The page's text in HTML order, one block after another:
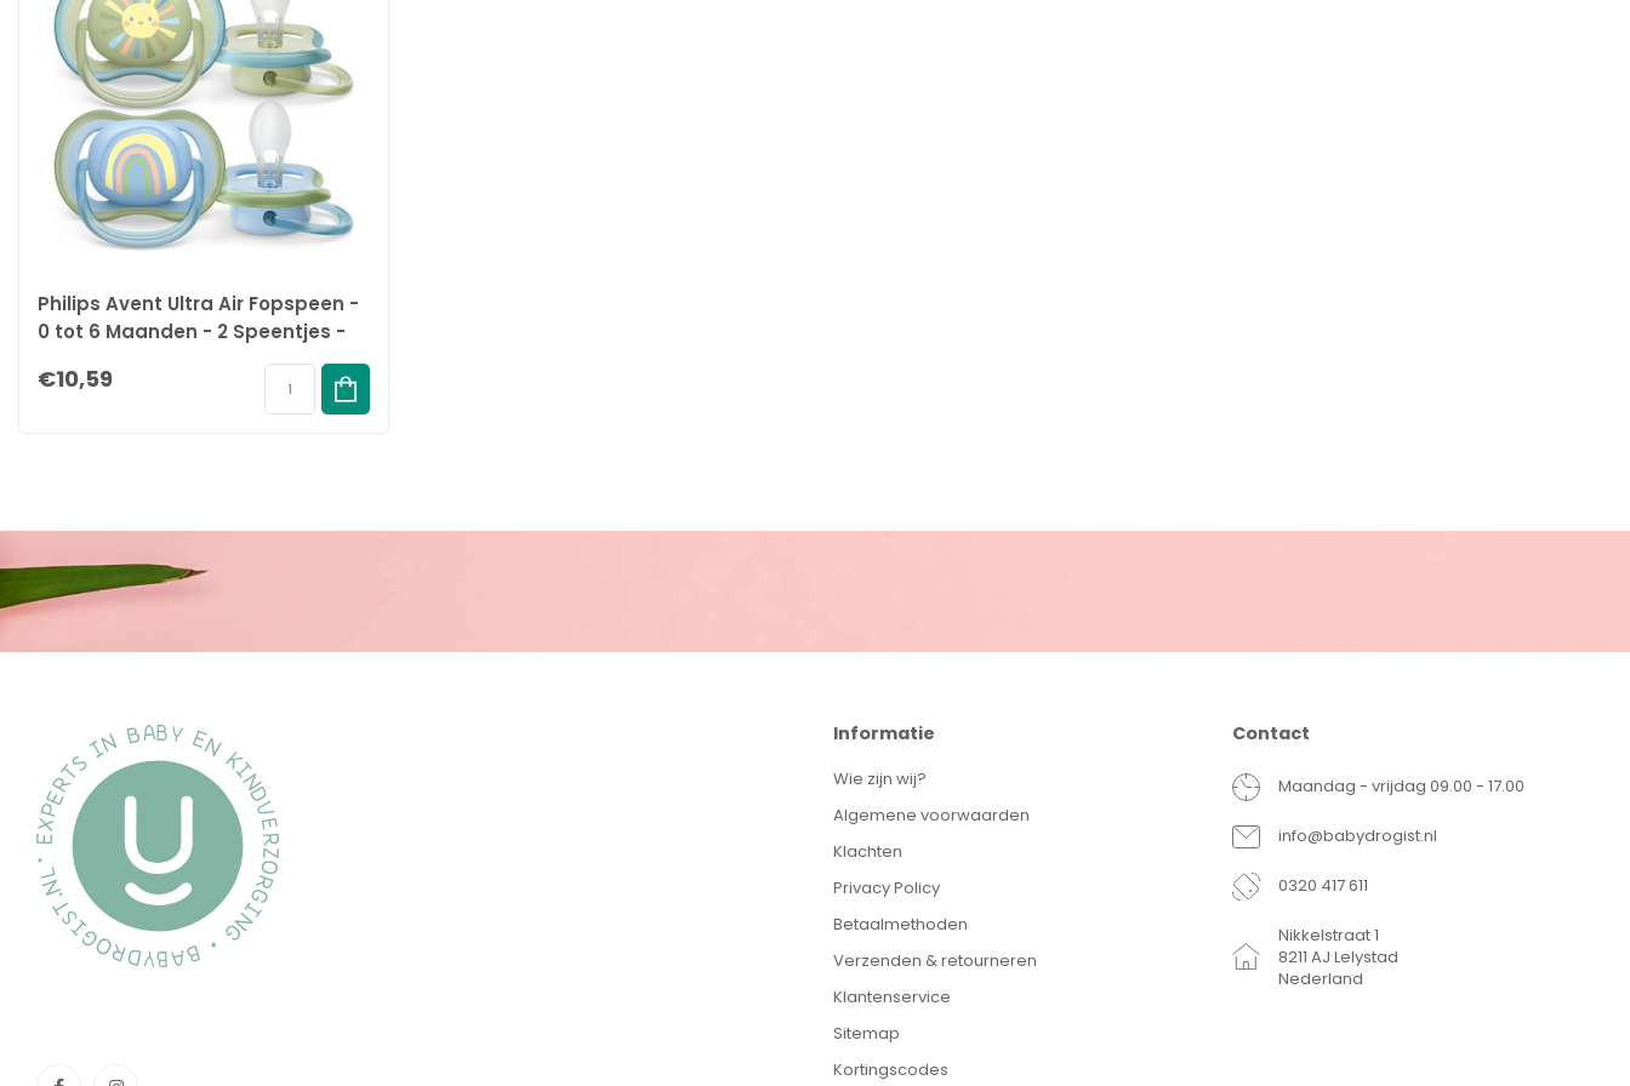
Philips Avent Ultra Air Fopspeen -
0 tot 6 Maanden - 2 Speentjes -
Groen/Blauw Zon/Regenboog
€10,59
Informatie
Wie zijn wij?
Algemene voorwaarden
Klachten
Privacy Policy
Betaalmethoden
Verzenden & retourneren
Klantenservice
Sitemap
Kortingscodes
Contact
Maandag - vrijdag 09.00 - 17.00
info@babydrogist.nl
0320 417 611
Nikkelstraat 1
8211 AJ Lelystad
Nederland